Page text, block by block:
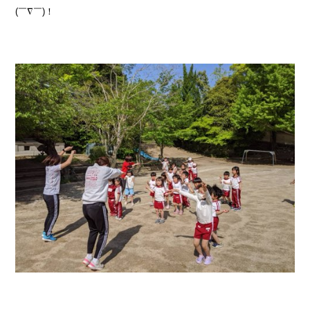
(￣∇￣)！